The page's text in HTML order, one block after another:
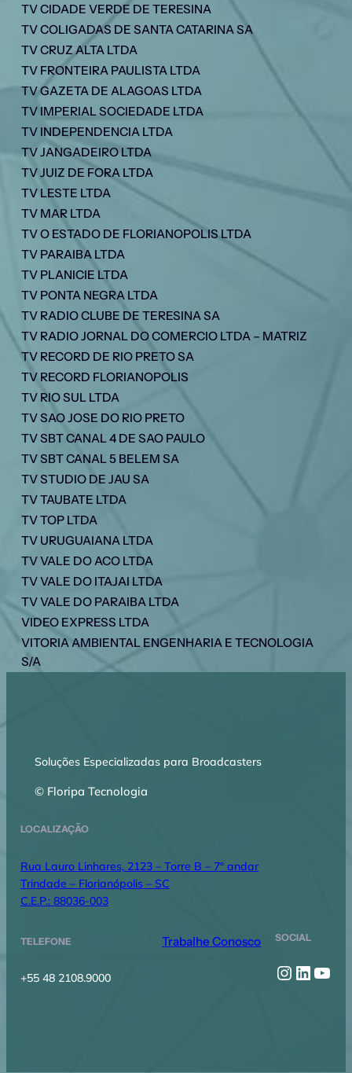
TV CIDADE VERDE DE TERESINA
TV COLIGADAS DE SANTA CATARINA SA
TV CRUZ ALTA LTDA
TV FRONTEIRA PAULISTA LTDA
TV GAZETA DE ALAGOAS LTDA
TV IMPERIAL SOCIEDADE LTDA
TV INDEPENDENCIA LTDA
TV JANGADEIRO LTDA
TV JUIZ DE FORA LTDA
TV LESTE LTDA
TV MAR LTDA
TV O ESTADO DE FLORIANOPOLIS LTDA
TV PARAIBA LTDA
TV PLANICIE LTDA
TV PONTA NEGRA LTDA
TV RADIO CLUBE DE TERESINA SA
TV RADIO JORNAL DO COMERCIO LTDA – MATRIZ
TV RECORD DE RIO PRETO SA
TV RECORD FLORIANOPOLIS
TV RIO SUL LTDA
TV SAO JOSE DO RIO PRETO
TV SBT CANAL 4 DE SAO PAULO
TV SBT CANAL 5 BELEM SA
TV STUDIO DE JAU SA
TV TAUBATE LTDA
TV TOP LTDA
TV URUGUAIANA LTDA
TV VALE DO ACO LTDA
TV VALE DO ITAJAI LTDA
TV VALE DO PARAIBA LTDA
VIDEO EXPRESS LTDA
VITORIA AMBIENTAL ENGENHARIA E TECNOLOGIA
S/A
Soluções Especializadas para Broadcasters
© Floripa Tecnologia
LOCALIZAÇÃO
Rua Lauro Linhares, 2123 – Torre B – 7º andar
Trindade – Florianópolis – SC
C.E.P.: 88036-003
TELEFONE
+55 48 2108.9000
Trabalhe Conosco SOCIAL